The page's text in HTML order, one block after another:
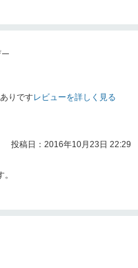
りですレビューを詳しく見る
投稿日：2016年10月23日 22:29